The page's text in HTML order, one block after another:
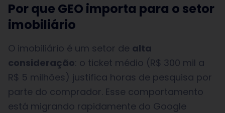
Por que GEO importa para o setor
imobiliário
O imobiliário é um setor de alta
consideração: o ticket médio (R$ 300 mil a
R$ 5 milhões) justifica horas de pesquisa por
parte do comprador. Esse comportamento
está migrando rapidamente do Google